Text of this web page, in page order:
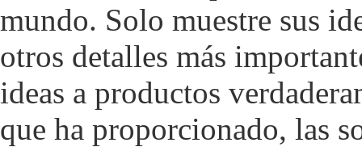
mundo. Solo muestre sus
otros detalles más
ideas a productos
que ha proporcionado, las